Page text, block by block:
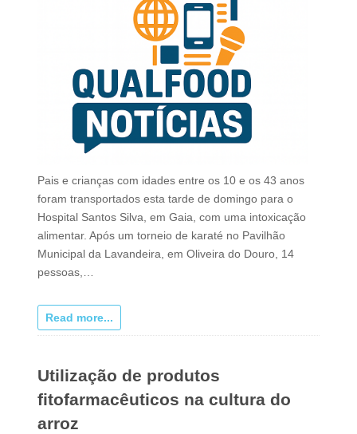
Pais e crianças com idades entre os 10 e os 43 anos
foram transportados esta tarde de domingo para o
Hospital Santos Silva, em Gaia, com uma intoxicação
alimentar. Após um torneio de karaté no Pavilhão
Municipal da Lavandeira, em Oliveira do Douro, 14
pessoas,…
Read more...
Utilização de produtos
fitofarmacêuticos na cultura do
arroz